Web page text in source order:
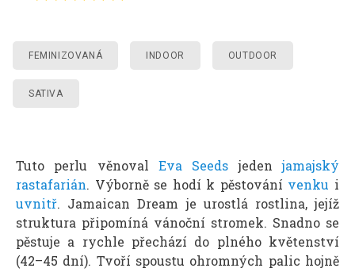
FEMINIZOVANÁ INDOOR OUTDOOR
SATIVA
Tuto perlu věnoval Eva Seeds jedenjamajský
rastafarián. Výborně se hodí k pěstování venku i
uvnitř. Jamaican Dream je urostlá rostlina, jejíž
struktura připomíná vánoční stromek. Snadno se
pěstuje a rychle přechází do plného květenství
(42–45 dní). Tvoří spoustu ohromných palic hojně